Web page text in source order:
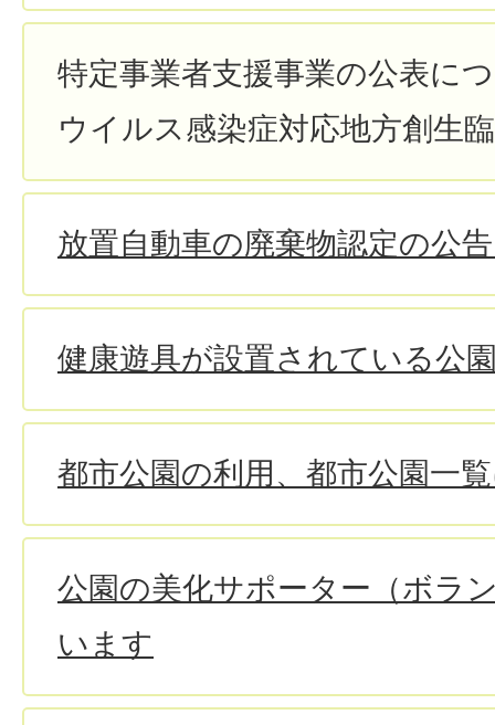
特定事業者支援事業の公表に
ウイルス感染症対応地方創生
放置自動車の廃棄物認定の公
健康遊具が設置されている公
都市公園の利用、都市公園一
公園の美化サポーター（ボラ
います